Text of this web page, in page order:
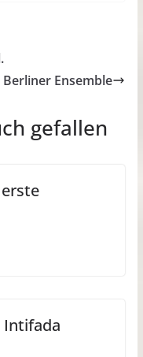
Ensemble
gefallen
Intifada